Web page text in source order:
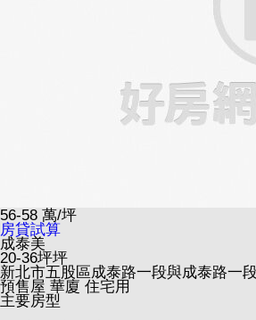
56-58 萬/坪
房貸試算
成泰美
20-36坪坪
新北市五股區成泰路一段與成泰路一
預售屋 華廈 住宅用
主要房型